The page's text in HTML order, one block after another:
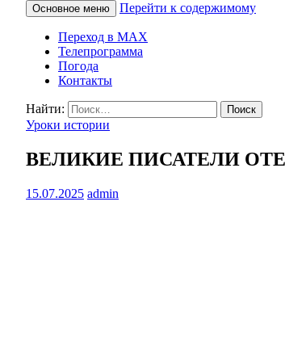
КАМЧАТСКОЕ
Основное меню Перейти к содержимому
Переход в MAX
Телепрограмма
Погода
Контакты
Найти:
Уроки истории
ВЕЛИКИЕ ПИСАТЕЛИ
15.07.2025 admin